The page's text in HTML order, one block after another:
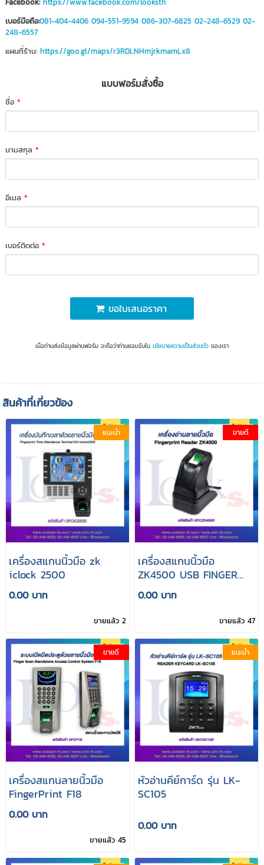
Facebook:https://www.facebook.com/looksth
เบอร์มือถือ:081-404-4406 094-551-9594 086-307-6825 02-248-6529 02-
248-6557
แผนที่ร้าน:https://goo.gl/maps/r3RDLNHmjrkmamLx8
แบบฟอร์มสั่งซื้อ
ชื่อ*
นามสกุล*
อีเมล*
เบอร์ติดต่อ*
ขอใบเสนอราคา
เมื่อท่านส่งข้อมูลผ่านฟอร์ม จะถือว่าท่านยอมรับใน นโยบายความเป็นส่วนตัว ของเรา
สินค้าที่เกี่ยวข้อง
แนะนำ
เครื่องสแกนนิ้วมือ zk
iclock 2500
0.00 บาท
ขายแล้ว 2
ขายดี
เครื่องสแกนนิ้วมือ
ZK4500 USB FINGER
READER
0.00 บาท
ขายแล้ว 47
ขายดี
เครื่องสแกนลายนิ้วมือ
FingerPrint F18
0.00 บาท
ขายแล้ว 45
แนะนำ
หัวอ่านคีย์การ์ด รุ่น LK-
SC105
0.00 บาท